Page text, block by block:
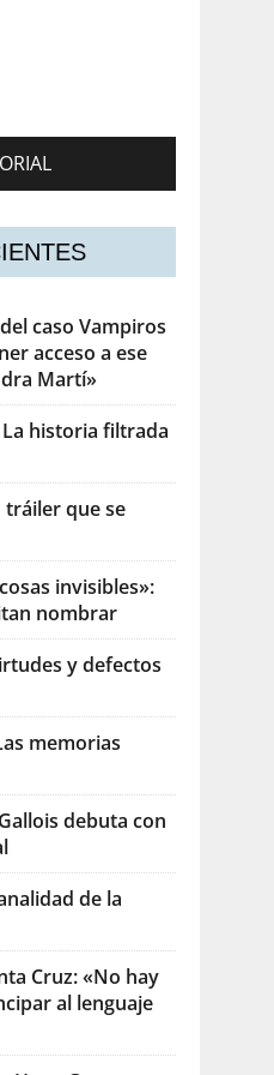
caso Vampiros
acceso a ese
Martí»
historia filtrada
que se
invisibles»:
nombrar
y defectos
memorias
debuta con
de la
Cruz: «No hay
al lenguaje